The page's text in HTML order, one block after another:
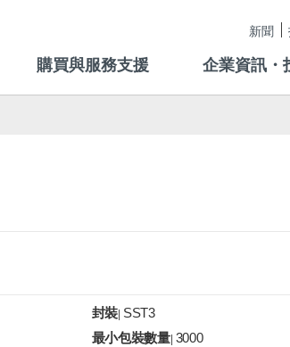
新聞
購買與服務支援 企業資訊・
封裝 SST3
最小包裝數量| 3000